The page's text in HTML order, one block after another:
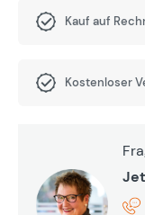
Kauf auf
Kostenloser